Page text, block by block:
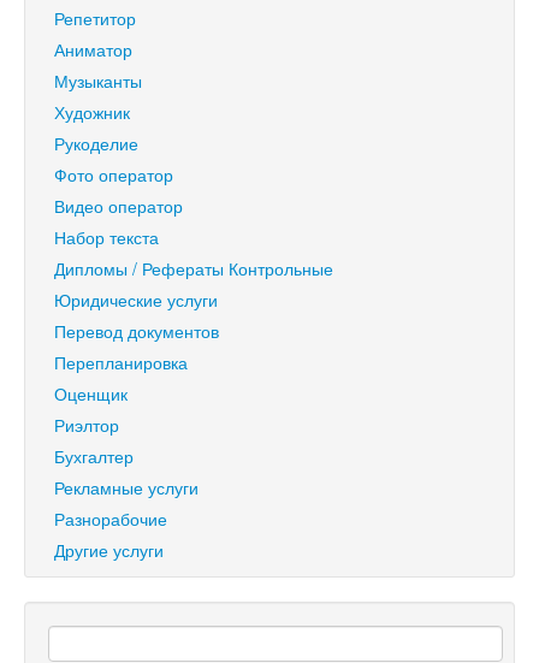
Репетитор
Аниматор
Музыканты
Художник
Рукоделие
Фото оператор
Видео оператор
Набор текста
Дипломы / Рефераты Контрольные
Юридические услуги
Перевод документов
Перепланировка
Оценщик
Риэлтор
Бухгалтер
Рекламные услуги
Разнорабочие
Другие услуги